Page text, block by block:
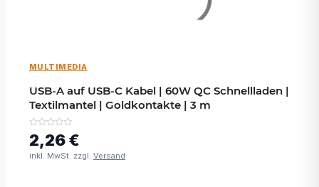
MULTIMEDIA
USB-A auf USB-C Kabel | 60W QC Schnellladen |
Textilmantel | Goldkontakte | 3 m
2,26 €
inkl. MwSt. zzgl. Versand